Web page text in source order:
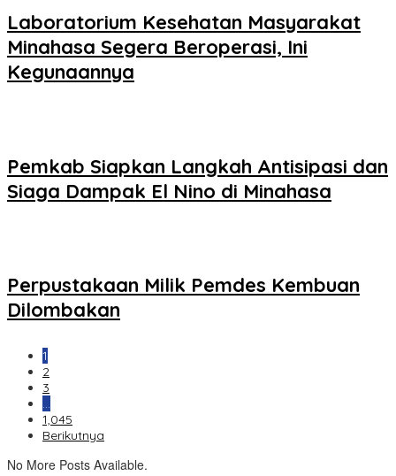
Laboratorium Kesehatan Masyarakat
Minahasa Segera Beroperasi, Ini
Kegunaannya
Pemkab Siapkan Langkah Antisipasi dan
Siaga Dampak El Nino di Minahasa
Perpustakaan Milik Pemdes Kembuan
Dilombakan
1
2
3
…
1,045
Berikutnya
No More Posts Available.